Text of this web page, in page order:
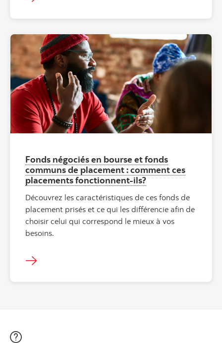
Fonds négociés en bourse et fonds
communs de placement : comment ces
placements fonctionnent-ils?
Découvrez les caractéristiques de ces fonds de
placement prisés et ce qui les différencie afin de
choisir celui qui correspond le mieux à vos
besoins.